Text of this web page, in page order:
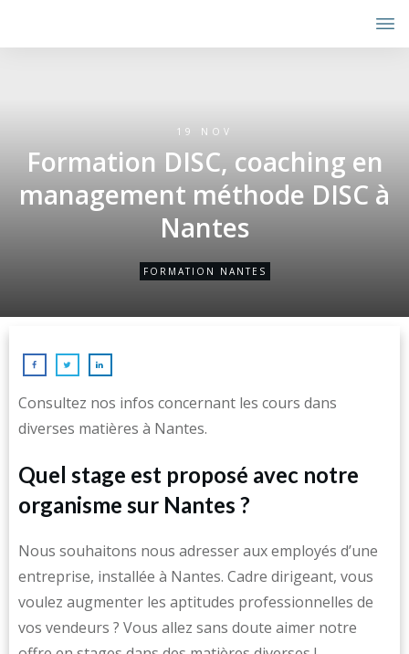
19 NOV
Formation DISC, coaching en
management méthode DISC à
Nantes
FORMATION NANTES
Consultez nos infos concernant les cours dans
diverses matières à Nantes.
Quel stage est proposé avec notre
organisme sur Nantes ?
Nous souhaitons nous adresser aux employés d’une
entreprise, installée à Nantes. Cadre dirigeant, vous
voulez augmenter les aptitudes professionnelles de
vos vendeurs ? Vous allez sans doute aimer notre